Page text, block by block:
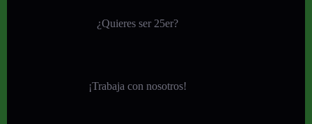
¿Quieres ser 25er?
¡Trabaja con nosotros!